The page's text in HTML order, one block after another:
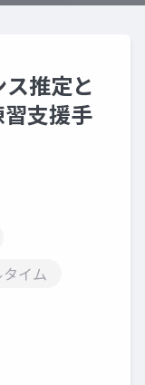
推定と
支援手
イム